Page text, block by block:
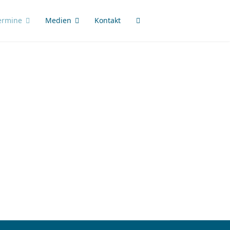
Medien Kontakt